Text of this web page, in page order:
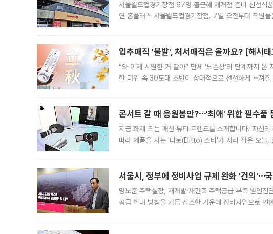
서울월드컵경기장점 67명 출근해 재개점 준비 신선
연 홈플러스 서울월드컵경기장점. 7일 오전부터 직원
입추매직 '불발', 처서매직은 올까요? [해시
“와 이제 시원한 거 같아” 단체 ‘뇌손상’의 단계까지
한 더위 속 30도대 초반이 상대적으로 선선하게 느껴
콘서트 갈 때 응원봉만?⋯'최애' 위한 필수품
지금 화제 되는 패션·뷰티 트렌드를 소개합니다. 자신
따라 제품을 사는 '디토(Ditto) 소비'가 자리 잡은 오늘,
서울시, 정부에 정비사업 규제 완화 '건의'⋯
명노준 주택실장, 재개발·재건축 주택공급 부족 원인
공급 확대 방침을 거듭 강조한 가운데 정비사업으로